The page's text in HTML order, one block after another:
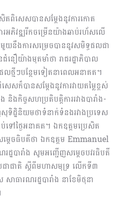
តពិសេសបានសម្ដែងនូវការកោត
រអភិវឌ្ឍរីកចម្រើនយ៉ាងឆាប់រហ័សលើ
យនឹងការសម្រេចបាននូវសមិទ្ធផលជា
នឿយ៉ាងមុតមាំថា រាជរដ្ឋាភិបាល
លថ្មីៗបន្ថែមទៀតនាពេលអនាគត។
សក៏បានសម្ដែងនូវការវាយតម្លៃខ្ពស់
ងកិច្ចសហប្រតិបត្តិការរវាងបារាំង-
ទិដ្ឋិនិយមថា​ទំនាក់ទំនង​រវាង​ប្រទេស​
ទៅថ្ងៃអនាគត។ ឯកឧត្តមប្រេសិត
េច​ធិបតី​ថា​ ឯកឧត្តម Emmanuel
ឋបារាំង សូម​អញ្ជើញ​សម្ដេចបវរធិបតី
ជាជាតិ ស្ដីពីមហាសមុទ្រ លើកទី៣
ាធារណរដ្ឋបារាំង​ នាខែមិថុនា​